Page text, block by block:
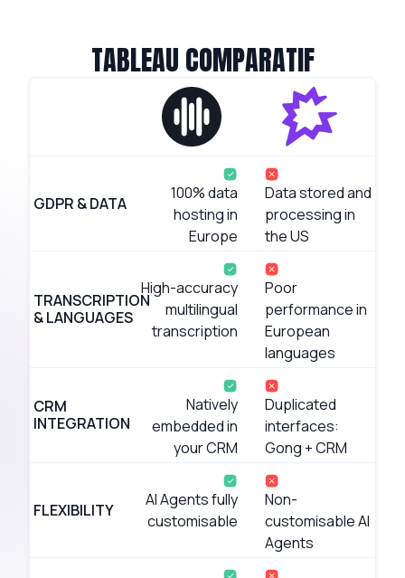
TABLEAU COMPARATIF
GDPR & DATA
100% data
hosting in
Europe
Data stored and
processing in
the US
TRANSCRIPTION
& LANGUAGES
High-accuracy
multilingual
transcription
Poor
performance in
European
languages
CRM
INTEGRATION
Natively
embedded in
your CRM
Duplicated
interfaces:
Gong + CRM
FLEXIBILITY
AI Agents fully
customisable
Non-
customisable AI
Agents